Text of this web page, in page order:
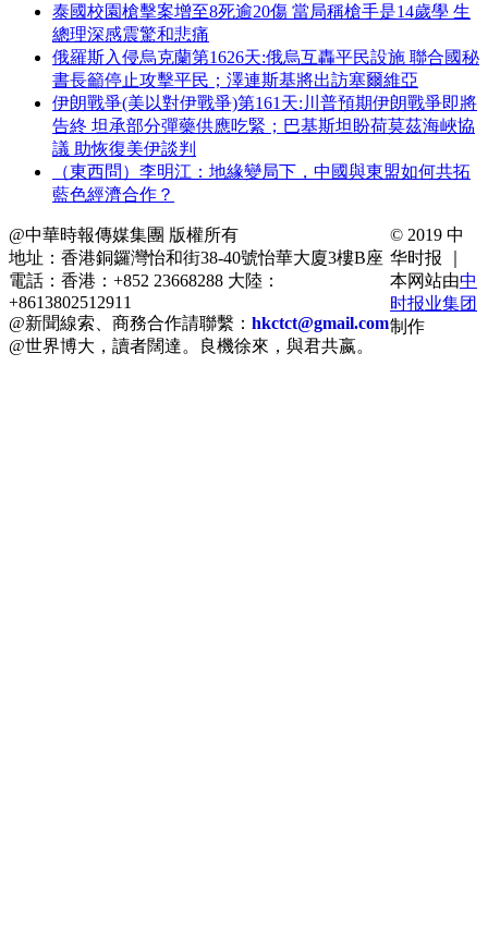
泰國校園槍擊案增至8死逾20傷 當局稱槍手是14歲學 生
總理深感震驚和悲痛
俄羅斯入侵烏克蘭第1626天:俄烏互轟平民設施 聯合國秘
書長籲停止攻擊平民；澤連斯基將出訪塞爾維亞
伊朗戰爭(美以對伊戰爭)第161天:川普預期伊朗戰爭即將
告終 坦承部分彈藥供應吃緊；巴基斯坦盼荷莫茲海峽協
議 助恢復美伊談判
（東西問）李明江：地緣變局下，中國與東盟如何共拓
藍色經濟合作？
@中華時報傳媒集團 版權所有
地址：香港銅鑼灣怡和街38-40號怡華大廈3樓B座
電話：香港：+852 23668288 大陸：
+8613802512911
@新聞線索、商務合作請聯繫： hkctct@gmail.com
@世界博大，讀者闊達。良機徐來，與君共嬴。
© 2019 中
华时报 ｜
本网站由中
时报业集团
制作